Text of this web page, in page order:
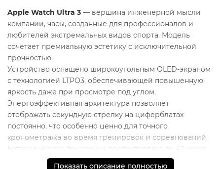
Apple Watch Ultra 3 — вершина инженерной мысли
компании, часы, созданные для профессионалов и
любителей экстремальных видов спорта. Модель
сочетает премиальную эстетику с исключительной
прочностью.
Устройство оснащено широкоугольным OLED-экраном
с технологией LTPO3, обеспечивающей повышенную
яркость даже при просмотре под углом.
Энергоэффективная архитектура позволяет
отображать секундную стрелку на циферблатах
постоянно, что особенно ценно для точного
хронометража во время тренировок и соревнований.
Батарея нового поколения предоставляет до 42 часов
работы в нормальном режиме и до 72 часов в режиме
Показать описание полностью